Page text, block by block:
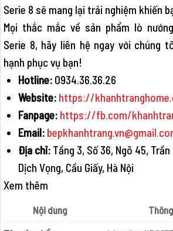
Serie 8 sẽ mang lại trải nghiệm khiến
Mọi thắc mắc về sản phẩm lò nướng
Serie 8, hãy liên hệ ngay với chúng
hạnh phục vụ bạn!
Hotline: 0934.36.36.26
Website:https://
Fanpage:https://fb.com/
Email:
Địa chỉ: Tầng 3, Số 36, Ngõ 45,
Dịch Vọng, Cầu Giấy, Hà Nội
Xem thêm
Nội dung